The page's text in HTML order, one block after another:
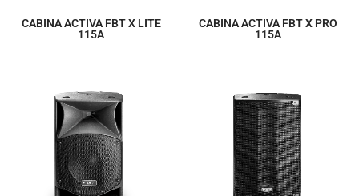
CABINA ACTIVA FBT X LITE
115A
CABINA ACTIVA FBT X PRO
115A